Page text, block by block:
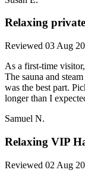
Relaxing
Reviewed 03 Aug
As a first-time
The sauna and
was the best part.
longer than I
Samuel N.
Relaxing VIP
Reviewed 02 Aug